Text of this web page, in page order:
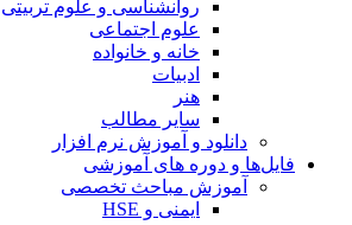
روانشناسی و علوم تربیتی
علوم اجتماعی
خانه و خانواده
ادبیات
هنر
سایر مطالب
دانلود و آموزش نرم افزار
فایل‌ها و دوره های آموزشی
آموزش مباحث تخصصی
ایمنی و HSE